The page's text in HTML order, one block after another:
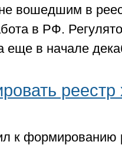
вошедшим в
в РФ.
еще в начале
реестр
к формированию